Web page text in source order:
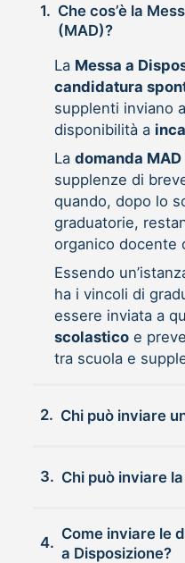
1. Che cos’è la Messa a
(MAD)?
La Messa a
candidatura
supplenti inviano
disponibilità a
La domanda MAD
supplenze di
quando, dopo lo
graduatorie,
organico docente
Essendo
ha i vincoli di
essere inviata a
scolasticoe
tra scuola e
2.
3. Chi può inviare
4.
Come inviare le
a Disposizione?